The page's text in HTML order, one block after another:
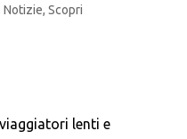
Notizie, Scopri
lenti e